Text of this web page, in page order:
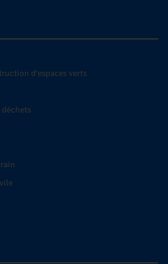
d'espaces verts
déchets